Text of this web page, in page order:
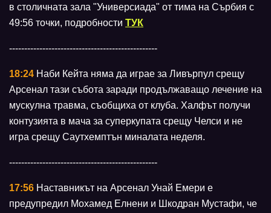
в столичната зала "Универсиада" от тима на Сърбия с
49:56 точки, подробности ТУК
-------------------------------------------------
18:24 Наби Кейта няма да играе за Ливърпул срещу
Арсенал тази събота заради продължаващо лечение на
мускулна травма, съобщиха от клуба. Халфът получи
контузията в мача за суперкупата срещу Челси и не
игра срещу Саутхемптън миналата неделя.
-------------------------------------------------
17:56 Наставникът на Арсенал Унай Емери е
предупредил Мохамед Елнени и Шкодран Мустафи, че